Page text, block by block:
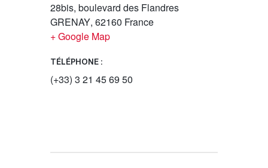
28bis, boulevard des Flandres
GRENAY, 62160 France
+ Google Map
TÉLÉPHONE :
(+33) 3 21 45 69 50